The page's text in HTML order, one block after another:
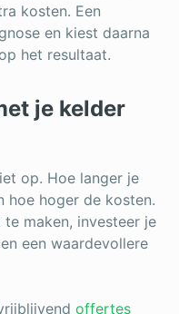
kosten. Een
en kiest daarna
het resultaat.
je kelder
op. Hoe langer je
hoe hoger de kosten.
maken, investeer je
een waardevollere
offertes